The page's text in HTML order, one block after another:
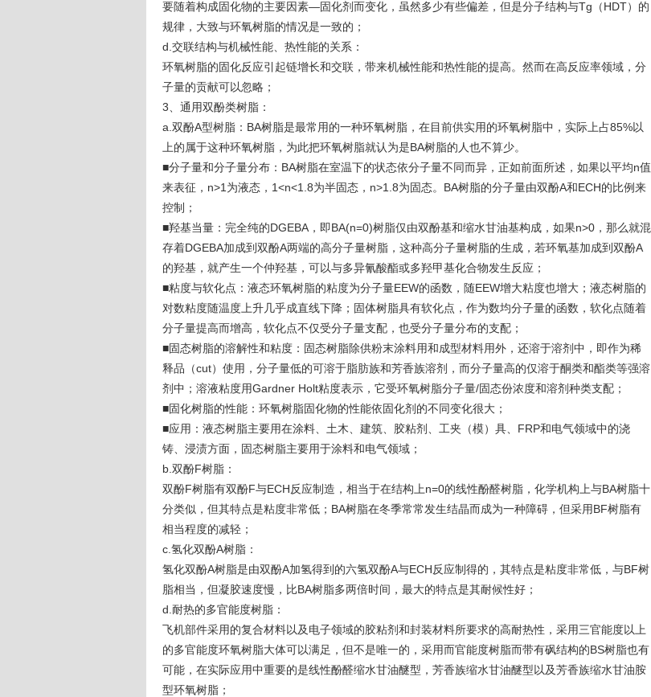
要随着构成固化物的主要因素—固化剂而变化，虽然多少有些偏差，但是分子结构与Tg（HDT）的
规律，大致与环氧树脂的情况是一致的；
d.交联结构与机械性能、热性能的关系：
环氧树脂的固化反应引起链增长和交联，带来机械性能和热性能的提高。然而在高反应率领域，分
子量的贡献可以忽略；
3、通用双酚类树脂：
a.双酚A型树脂：BA树脂是最常用的一种环氧树脂，在目前供实用的环氧树脂中，实际上占85%以
上的属于这种环氧树脂，为此把环氧树脂就认为是BA树脂的人也不算少。
■分子量和分子量分布：BA树脂在室温下的状态依分子量不同而异，正如前面所述，如果以平均n值
来表征，n>1为液态，1<n<1.8为半固态，n>1.8为固态。BA树脂的分子量由双酚A和ECH的比例来
控制；
■羟基当量：完全纯的DGEBA，即BA(n=0)树脂仅由双酚基和缩水甘油基构成，如果n>0，那么就混
存着DGEBA加成到双酚A两端的高分子量树脂，这种高分子量树脂的生成，若环氧基加成到双酚A
的羟基，就产生一个仲羟基，可以与多异氰酸酯或多羟甲基化合物发生反应；
■粘度与软化点：液态环氧树脂的粘度为分子量EEW的函数，随EEW增大粘度也增大；液态树脂的
对数粘度随温度上升几乎成直线下降；固体树脂具有软化点，作为数均分子量的函数，软化点随着
分子量提高而增高，软化点不仅受分子量支配，也受分子量分布的支配；
■固态树脂的溶解性和粘度：固态树脂除供粉末涂料用和成型材料用外，还溶于溶剂中，即作为稀
释品（cut）使用，分子量低的可溶于脂肪族和芳香族溶剂，而分子量高的仅溶于酮类和酯类等强溶
剂中；溶液粘度用Gardner Holt粘度表示，它受环氧树脂分子量/固态份浓度和溶剂种类支配；
■固化树脂的性能：环氧树脂固化物的性能依固化剂的不同变化很大；
■应用：液态树脂主要用在涂料、土木、建筑、胶粘剂、工夹（模）具、FRP和电气领域中的浇
铸、浸渍方面，固态树脂主要用于涂料和电气领域；
b.双酚F树脂：
双酚F树脂有双酚F与ECH反应制造，相当于在结构上n=0的线性酚醛树脂，化学机构上与BA树脂十
分类似，但其特点是粘度非常低；BA树脂在冬季常常发生结晶而成为一种障碍，但采用BF树脂有
相当程度的减轻；
c.氢化双酚A树脂：
氢化双酚A树脂是由双酚A加氢得到的六氢双酚A与ECH反应制得的，其特点是粘度非常低，与BF树
脂相当，但凝胶速度慢，比BA树脂多两倍时间，最大的特点是其耐候性好；
d.耐热的多官能度树脂：
飞机部件采用的复合材料以及电子领域的胶粘剂和封装材料所要求的高耐热性，采用三官能度以上
的多官能度环氧树脂大体可以满足，但不是唯一的，采用而官能度树脂而带有砜结构的BS树脂也有
可能，在实际应用中重要的是线性酚醛缩水甘油醚型，芳香族缩水甘油醚型以及芳香族缩水甘油胺
型环氧树脂；